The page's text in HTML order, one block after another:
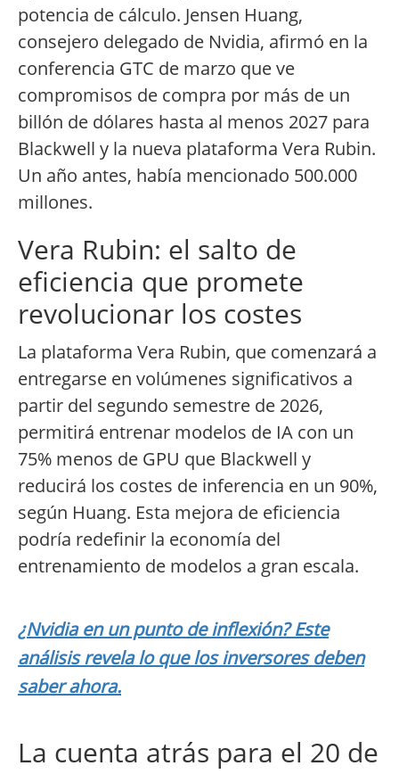
potencia de cálculo. Jensen Huang,
consejero delegado de Nvidia, afirmó en la
conferencia GTC de marzo que ve
compromisos de compra por más de un
billón de dólares hasta al menos 2027 para
Blackwell y la nueva plataforma Vera Rubin.
Un año antes, había mencionado 500.000
millones.
Vera Rubin: el salto de
eficiencia que promete
revolucionar los costes
La plataforma Vera Rubin, que comenzará a
entregarse en volúmenes significativos a
partir del segundo semestre de 2026,
permitirá entrenar modelos de IA con un
75% menos de GPU que Blackwell y
reducirá los costes de inferencia en un 90%,
según Huang. Esta mejora de eficiencia
podría redefinir la economía del
entrenamiento de modelos a gran escala.
¿Nvidia en un punto de inflexión? Este
análisis revela lo que los inversores deben
saber ahora.
La cuenta atrás para el 20 de